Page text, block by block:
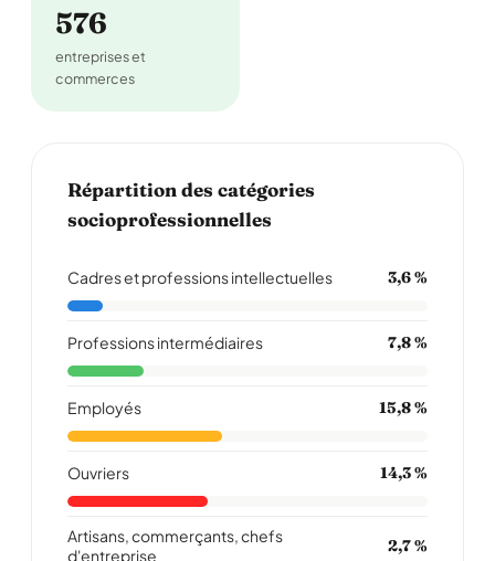
576
entreprises et
commerces
Répartition des catégories
socioprofessionnelles
Cadres et professions intellectuelles 3,6 %
Professions intermédiaires 7,8 %
Employés 15,8 %
Ouvriers 14,3 %
Artisans, commerçants, chefs
d'entreprise
2,7 %